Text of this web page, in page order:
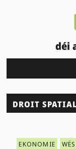
déi
DROIT SPATIAL
EKONOMIE